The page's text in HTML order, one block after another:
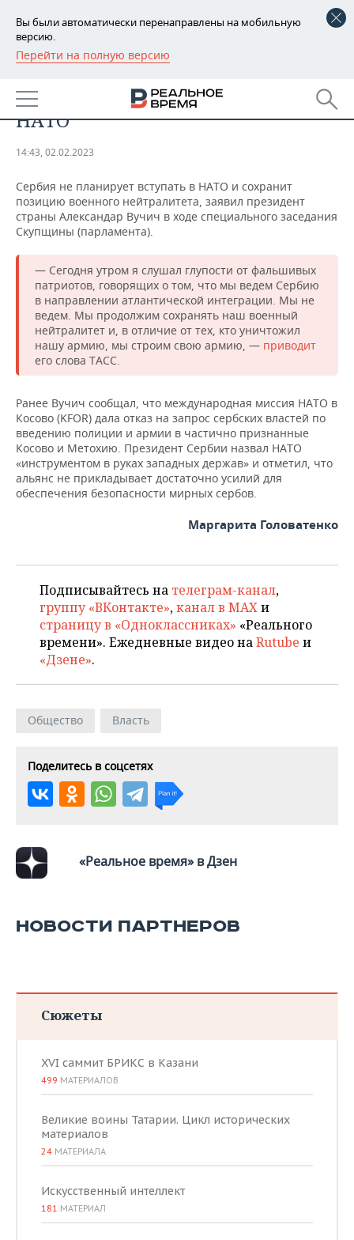
Вы были автоматически перенаправлены на мобильную
версию.
Перейти на полную версию
РЕГИОНЫ
БАШКОРТОСТАН
ТАТАРСТАН
НОВОСТИ
АНАЛИТИКА
ДЕКЛАРАЦИИ О ДОХОДАХ
КОРОЛИ ГОСЗАКАЗА ПФО
ВУЗЫ ТАТАРСТАНА
КОМУ ПРИНАДЛЕЖАТ
ТОРГОВЫЕ ЦЕНТРЫ
ТАТАРСТАНА
НОВОСТИ ЭКОНОМИКИ
ФИНАНСЫ
БАНКИ
БЮДЖЕТ
ИНВЕСТИЦИИ
ПРОМЫШЛЕННОСТЬ
НОВОСТИ
АГРОПРОМ
МАШИНОСТРОЕНИЕ
НЕФТЕХИМИЯ
НЕФТЬ
ОПК
ЭНЕРГЕТИКА
НЕДВИЖИМОСТЬ
НОВОСТИ НЕДВИЖИМОСТИ
АВТО
НОВОСТИ АВТО
БИЗНЕС
НОВОСТИ БИЗНЕСА
ТРАНСПОРТ
УСЛУГИ
ТЕХНОЛОГИИ
IT
МЕДИА
ТЕЛЕКОММУНИКАЦИИ
НОВОСТИ МЕРОПРИЯТИЙ
ВЫЕЗДНАЯ РЕДАКЦИЯ
БИЗНЕС-БРАНЧИ
ОТКРЫТАЯ ЛЕКЦИЯ
СПОРТ
НОВОСТИ СПОРТА
ФУТБОЛ
БАСКЕТБОЛ
ВОЛЕЙБОЛ
КИБЕРСПОРТ
ОБЩЕСТВО
НОВОСТИ ОБЩЕСТВА
ИНФРАСТРУКТУРА
ИСТОРИЯ
КУЛЬТУРА
ФОТОГАЛЕРЕЯ
СПРАВОЧНИК
СПИСОК ПЕРСОН
СПИСОК КОМПАНИЙ
ПОЛНАЯ ВЕРСИЯ
Сербия не планирует вступать в
НАТО
14:43, 02.02.2023
Сербия не планирует вступать в НАТО и сохранит
позицию военного нейтралитета, заявил президент
страны Александар Вучич в ходе специального заседания
Скупщины (парламента).
— Сегодня утром я слушал глупости от фальшивых
патриотов, говорящих о том, что мы ведем Сербию
в направлении атлантической интеграции. Мы не
ведем. Мы продолжим сохранять наш военный
нейтралитет и, в отличие от тех, кто уничтожил
нашу армию, мы строим свою армию, — приводит
его слова ТАСС.
Ранее Вучич сообщал, что международная миссия НАТО в
Косово (KFOR) дала отказ на запрос сербских властей по
введению полиции и армии в частично признанные
Косово и Метохию. Президент Сербии назвал НАТО
«инструментом в руках западных держав» и отметил, что
альянс не прикладывает достаточно усилий для
обеспечения безопасности мирных сербов.
Маргарита Головатенко
Подписывайтесь на телеграм-канал,
группу «ВКонтакте»,канал в MAXи
страницу в «Одноклассниках» «Реального
времени». Ежедневные видео наRutube и
«Дзене».
Общество Власть
Поделитесь в соцсетях
«Реальное время» в Дзен
НОВОСТИ ПАРТНЕРОВ
Сюжеты
XVI саммит БРИКС в Казани
499 МАТЕРИАЛОВ
Великие воины Татарии. Цикл исторических
материалов
24 МАТЕРИАЛА
Искусственный интеллект
181 МАТЕРИАЛ